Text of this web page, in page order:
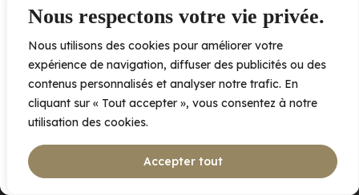
Nous respectons votre vie privée.
Nous utilisons des cookies pour améliorer votre
expérience de navigation, diffuser des publicités ou des
contenus personnalisés et analyser notre trafic. En
cliquant sur « Tout accepter », vous consentez à notre
utilisation des cookies.
Accepter tout
et fonctions.
Accepter
Refuser